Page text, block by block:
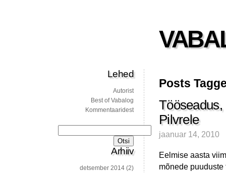
Posts
Tööseadus,
Pilvrele
jaanuar 14, 2010
Eelmise aasta
mõnede
Lehed
Autorist
Best of Vabalog
Kommentaaridest
Arhiiv
detsember 2014 (2)